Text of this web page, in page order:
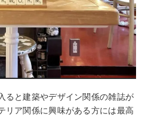
ると建築やデザイン関係の雑誌が
リア関係に興味がある方には最高